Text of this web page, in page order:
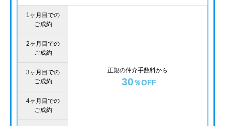
1ヶ月目での
ご成約
正規の仲介手数料から
30 ％OFF
2ヶ月目での
ご成約
3ヶ月目での
ご成約
4ヶ月目での
ご成約